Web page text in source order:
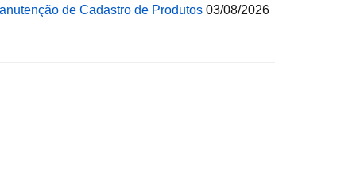
de Cadastro de Produtos 03/08/2026